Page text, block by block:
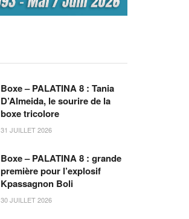
Boxe – PALATINA 8 : Tania
D’Almeida, le sourire de la
boxe tricolore
31 JUILLET 2026
Boxe – PALATINA 8 : grande
première pour l’explosif
Kpassagnon Boli
30 JUILLET 2026